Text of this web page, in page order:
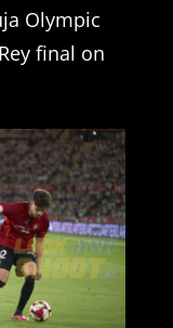
Olympic
final on